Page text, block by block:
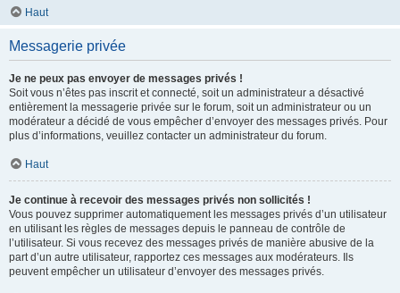
Haut
Messagerie privée
Je ne peux pas envoyer de messages privés !
Soit vous n’êtes pas inscrit et connecté, soit un administrateur a désactivé
entièrement la messagerie privée sur le forum, soit un administrateur ou un
modérateur a décidé de vous empêcher d’envoyer des messages privés. Pour
plus d’informations, veuillez contacter un administrateur du forum.
Haut
Je continue à recevoir des messages privés non sollicités !
Vous pouvez supprimer automatiquement les messages privés d’un utilisateur
en utilisant les règles de messages depuis le panneau de contrôle de
l’utilisateur. Si vous recevez des messages privés de manière abusive de la
part d’un autre utilisateur, rapportez ces messages aux modérateurs. Ils
peuvent empêcher un utilisateur d’envoyer des messages privés.